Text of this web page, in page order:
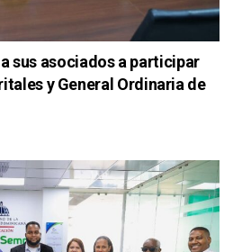
sus asociados a participar
y General Ordinaria de